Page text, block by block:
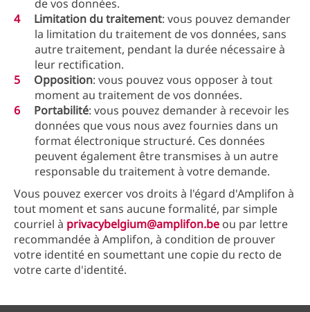
de vos données.
Limitation du traitement: vous pouvez demander
la limitation du traitement de vos données, sans
autre traitement, pendant la durée nécessaire à
leur rectification.
Opposition: vous pouvez vous opposer à tout
moment au traitement de vos données.
Portabilité: vous pouvez demander à recevoir les
données que vous nous avez fournies dans un
format électronique structuré. Ces données
peuvent également être transmises à un autre
responsable du traitement à votre demande.
Vous pouvez exercer vos droits à l'égard d'Amplifon à
tout moment et sans aucune formalité, par simple
courriel à privacybelgium@amplifon.be ou par lettre
recommandée à Amplifon, à condition de prouver
votre identité en soumettant une copie du recto de
votre carte d'identité.